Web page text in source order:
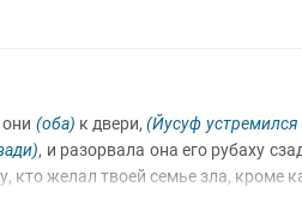
(оба) к двери,(Йусуф устремился
, и разорвала она его рубаху
кто желал твоей семье зла, кроме